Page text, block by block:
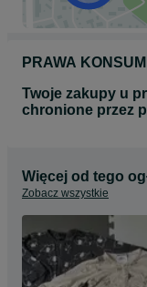
PRAWA
Twoje zakupy u
chronione przez
Więcej od tego
Zobacz wszystkie